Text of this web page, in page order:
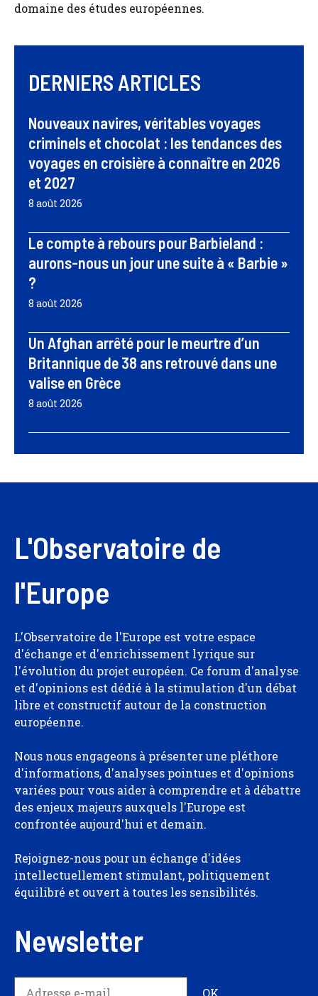
domaine des études européennes.
DERNIERS ARTICLES
Nouveaux navires, véritables voyages
criminels et chocolat : les tendances des
voyages en croisière à connaître en 2026
et 2027
8 août 2026
Le compte à rebours pour Barbieland :
aurons-nous un jour une suite à « Barbie »
?
8 août 2026
Un Afghan arrêté pour le meurtre d’un
Britannique de 38 ans retrouvé dans une
valise en Grèce
8 août 2026
L'Observatoire de
l'Europe
L'Observatoire de l'Europe est votre espace
d'échange et d'enrichissement lyrique sur
l'évolution du projet européen. Ce forum d'analyse
et d'opinions est dédié à la stimulation d'un débat
libre et constructif autour de la construction
européenne.
Nous nous engageons à présenter une pléthore
d'informations, d'analyses pointues et d'opinions
variées pour vous aider à comprendre et à débattre
des enjeux majeurs auxquels l'Europe est
confrontée aujourd'hui et demain.
Rejoignez-nous pour un échange d'idées
intellectuellement stimulant, politiquement
équilibré et ouvert à toutes les sensibilités.
Newsletter